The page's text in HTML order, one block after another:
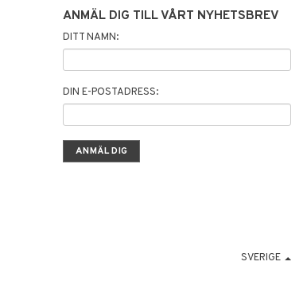
ANMÄL DIG TILL VÅRT NYHETSBREV
DITT NAMN:
DIN E-POSTADRESS:
SVERIGE